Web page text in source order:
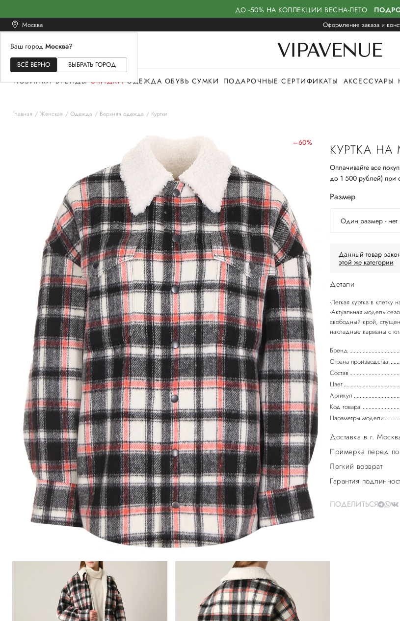
ДО -50% НА КОЛЛЕКЦИИ ВЕСНА-ЛЕТО
Москва Оформление заказа и
Ваш город Москва?
ВСЁ ВЕРНО ВЫБРАТЬ ГОРОД
ЖЕНСКОЕМУЖСКОЕ
НОВИНКИ БРЕНДЫ СКИДКИ ОДЕЖДА ОБУВЬ СУМКИ ПОДАРОЧНЫЕ СЕРТИФИКАТЫ АКСЕССУАРЫ
Главная Женская Одежда Верхняя одежда Куртки
–60% КУРТКА НА
Оплачивайте все
до 1 500 рублей) при
Размер
Один размер - нет
Данный товар
этой же категории
Детали
-Легкая куртка в клетку
-Актуальная модель
свободный крой,
Бренд
Страна производства
Состав
Цвет
Артикул
Код товара
Параметры модели
Доставка в г.
Примерка перед
Легкий возврат
Гарантия
ПОДЕЛИТЬСЯ